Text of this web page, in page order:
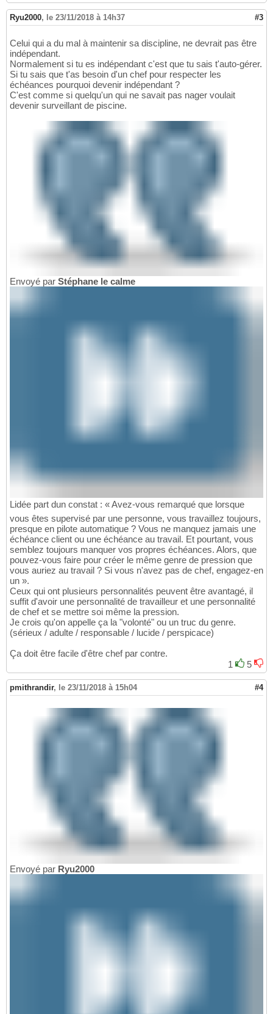
Ryu2000, le 23/11/2018 à 14h37 #3
Celui qui a du mal à maintenir sa discipline, ne devrait pas être
indépendant.
Normalement si tu es indépendant c'est que tu sais t'auto-gérer.
Si tu sais que t'as besoin d'un chef pour respecter les
échéances pourquoi devenir indépendant ?
C'est comme si quelqu'un qui ne savait pas nager voulait
devenir surveillant de piscine.
Envoyé par Stéphane le calme
Lidée part dun constat : « Avez-vous remarqué que lorsque
vous êtes supervisé par une personne, vous travaillez toujours,
presque en pilote automatique ? Vous ne manquez jamais une
échéance client ou une échéance au travail. Et pourtant, vous
semblez toujours manquer vos propres échéances. Alors, que
pouvez-vous faire pour créer le même genre de pression que
vous auriez au travail ? Si vous n'avez pas de chef, engagez-en
un ».
Ceux qui ont plusieurs personnalités peuvent être avantagé, il
suffit d'avoir une personnalité de travailleur et une personnalité
de chef et se mettre soi même la pression.
Je crois qu'on appelle ça la "volonté" ou un truc du genre.
(sérieux / adulte / responsable / lucide / perspicace)
Ça doit être facile d'être chef par contre.
1
5
pmithrandir, le 23/11/2018 à 15h04 #4
Envoyé par Ryu2000